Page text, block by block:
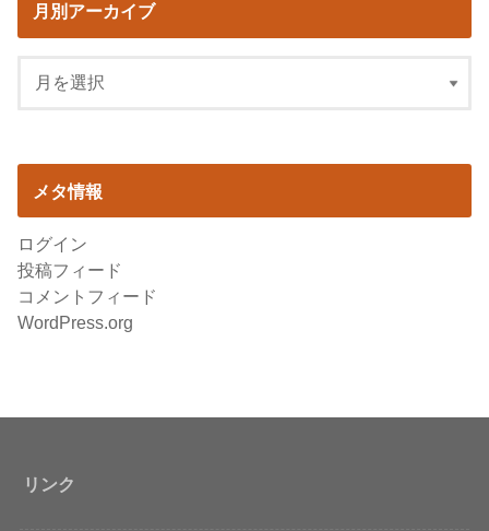
月別アーカイブ
メタ情報
ログイン
投稿フィード
コメントフィード
WordPress.org
リンク